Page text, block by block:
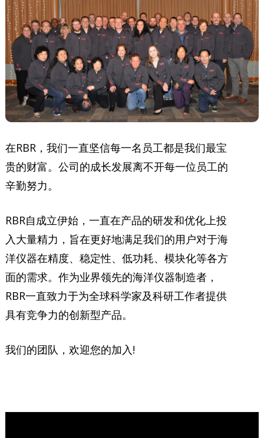
在RBR，我们一直坚信每一名员工都是我们最宝
贵的财富。公司的成长发展离不开每一位员工的
辛勤努力。
RBR自成立伊始，一直在产品的研发和优化上投
入大量精力，旨在更好地满足我们的用户对于海
洋仪器在精度、稳定性、低功耗、模块化等各方
面的需求。作为业界领先的海洋仪器制造者，
RBR一直致力于为全球科学家及科研工作者提供
具有竞争力的创新型产品。
我们的团队，欢迎您的加入!